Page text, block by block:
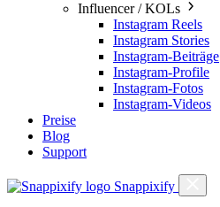
Influencer / KOLs
Instagram Reels
Instagram Stories
Instagram-Beiträge
Instagram-Profile
Instagram-Fotos
Instagram-Videos
Preise
Blog
Support
Snappixify